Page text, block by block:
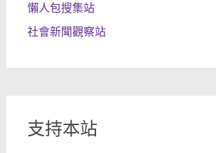
懶人包搜集站
社會新聞觀察站
支持本站